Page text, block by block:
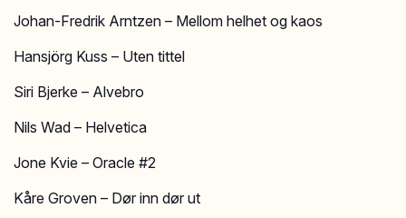
Johan-Fredrik Arntzen – Mellom helhet og kaos
Hansjörg Kuss – Uten tittel
Siri Bjerke – Alvebro
Nils Wad – Helvetica
Jone Kvie – Oracle #2
Kåre Groven – Dør inn dør ut